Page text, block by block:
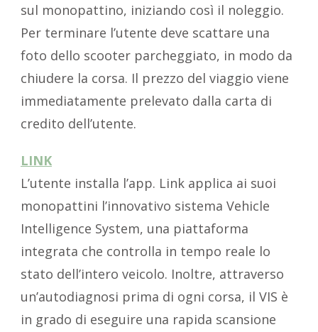
sul monopattino, iniziando così il noleggio.
Per terminare l’utente deve scattare una
foto dello scooter parcheggiato, in modo da
chiudere la corsa. Il prezzo del viaggio viene
immediatamente prelevato dalla carta di
credito dell’utente.
LINK
L’utente installa l’app. Link applica ai suoi
monopattini l’innovativo sistema Vehicle
Intelligence System, una piattaforma
integrata che controlla in tempo reale lo
stato dell’intero veicolo. Inoltre, attraverso
un’autodiagnosi prima di ogni corsa, il VIS è
in grado di eseguire una rapida scansione